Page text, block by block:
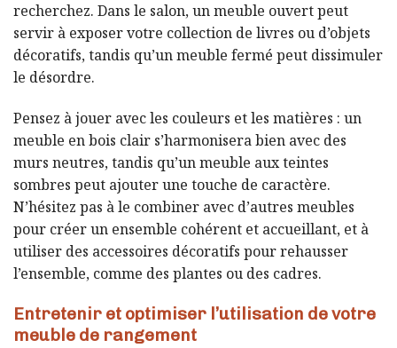
recherchez. Dans le salon, un meuble ouvert peut
servir à exposer votre collection de livres ou d’objets
décoratifs, tandis qu’un meuble fermé peut dissimuler
le désordre.
Pensez à jouer avec les couleurs et les matières : un
meuble en bois clair s’harmonisera bien avec des
murs neutres, tandis qu’un meuble aux teintes
sombres peut ajouter une touche de caractère.
N’hésitez pas à le combiner avec d’autres meubles
pour créer un ensemble cohérent et accueillant, et à
utiliser des accessoires décoratifs pour rehausser
l’ensemble, comme des plantes ou des cadres.
Entretenir et optimiser l’utilisation de votre
meuble de rangement